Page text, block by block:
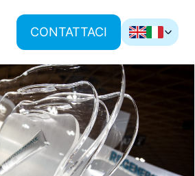
CONTATTACI